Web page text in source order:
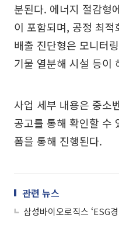
분된다. 에너지 절감형
이 포함되며, 공정 최
배출 진단형은 모니터
기물 열분해 시설 등이
사업 세부 내용은 중소
공고를 통해 확인할 수
폼을 통해 진행된다.
관련 뉴스